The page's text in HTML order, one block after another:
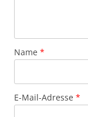
Name *
E-Mail-Adresse *